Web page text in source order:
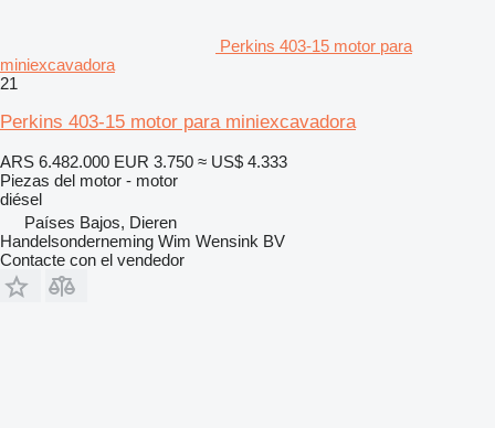
Perkins 403-15 motor para
miniexcavadora
21
Perkins 403-15 motor para miniexcavadora
ARS 6.482.000 EUR 3.750 ≈ US$ 4.333
Piezas del motor - motor
diésel
Países Bajos, Dieren
Handelsonderneming Wim Wensink BV
Contacte con el vendedor